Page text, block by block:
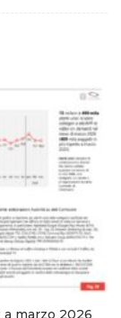
marzo 2026